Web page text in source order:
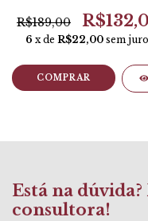
R$189,00
6 x de R$22,00 sem
COMPRAR
Está na
consultora!